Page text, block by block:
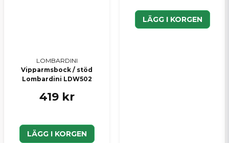
LOMBARDINI
Vipparmsbock / stöd
Lombardini LDW502
419 kr
LÄGG I KORGEN
LÄGG I KORGEN